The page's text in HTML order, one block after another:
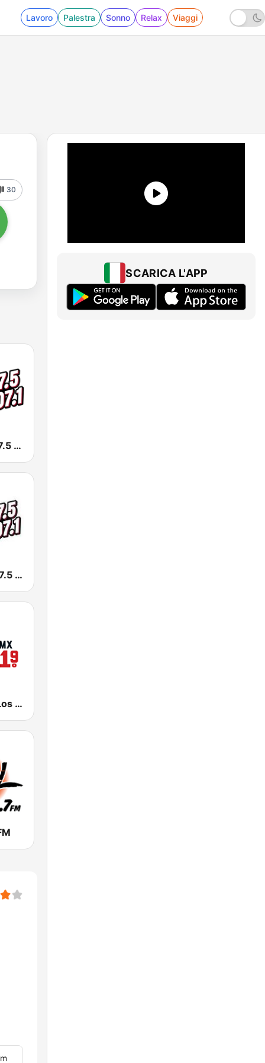
Lavoro Palestra Sonno Relax Viaggi
30
KSSE José 97.5 y 107.1
KLYY José 97.5 y 107.1
KSCA 101.9 Los Angeles FM (US Only)
SCARICA L'APP